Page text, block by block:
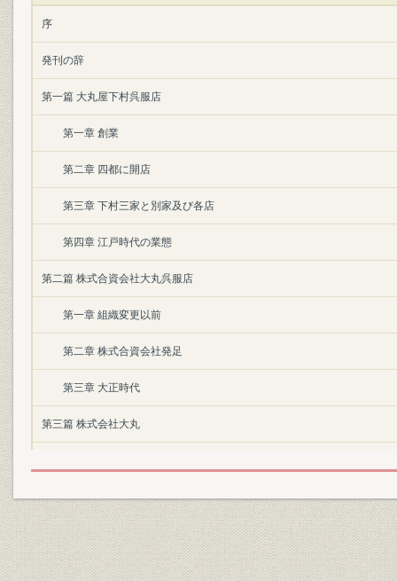
序
発刊の辞
第一篇 大丸屋下村呉服店
第一章 創業
第二章 四都に開店
第三章 下村三家と別家及び各店
第四章 江戸時代の業態
第二篇 株式合資会社大丸呉服店
第一章 組織変更以前
第二章 株式合資会社発足
第三章 大正時代
第三篇 株式会社大丸
第二章 戦時下の大丸
第三章 海外進出
第四章 戦後の復興